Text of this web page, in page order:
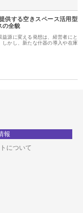
供する空きスペース活用型
の全貌
源に変える発想は、経営者にと
しかし、新たな什器の導入や在庫
報
について